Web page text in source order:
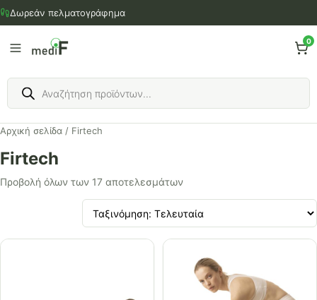
Μετάβαση
στο
περιεχόμενο
Δωρεάν πελματογράφημα
0
Products
search
Αρχική σελίδα / Firtech
Firtech
Προβολή όλων των 17 αποτελεσμάτων